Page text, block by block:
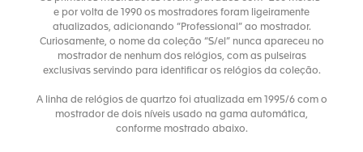
e por volta de 1990 os mostradores foram ligeiramente
atualizados, adicionando “Professional” ao mostrador.
Curiosamente, o nome da coleção “S/el” nunca apareceu no
mostrador de nenhum dos relógios, com as pulseiras
exclusivas servindo para identificar os relógios da coleção.
A linha de relógios de quartzo foi atualizada em 1995/6 com o
mostrador de dois níveis usado na gama automática,
conforme mostrado abaixo.